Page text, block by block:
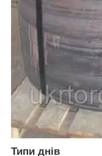
Типи днів